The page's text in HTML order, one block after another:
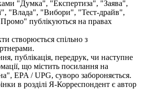
"Думка", "Експертиза", "Заява",
"Влада", "Вибори", "Тест-драйв",
публікуються на правах
створюється спільно з
публікація, передрук, чи наступне
що містить посилання на
EPA / UPG, суворо забороняється.
в розділі Я-Корреспондент є автор